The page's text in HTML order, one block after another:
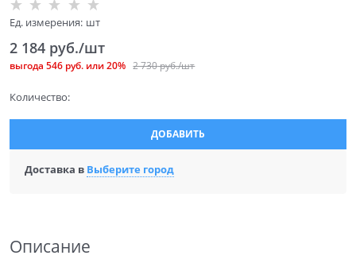
Ед. измерения: шт
2 730 руб./шт
2 184 руб./шт
выгода 546 руб. или20%
Количество:
ДОБАВИТЬ
Доставка в Выберите город
Описание